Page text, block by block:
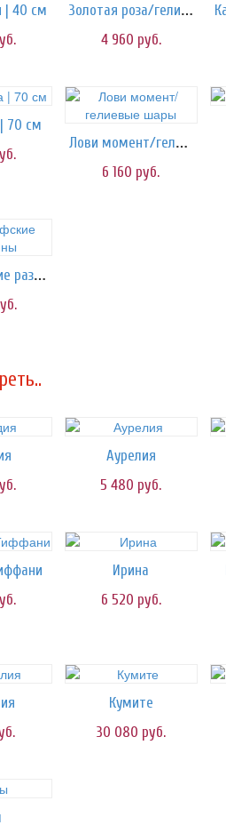
| 40 см
Золотая роза/гелиевые шары
4 960 руб.
70 см
Лови момент/гелиевые шары
6 160 руб.
торт Графские развалины
Аурелия
5 480 руб.
Ирина
6 520 руб.
Кумите
30 080 руб.